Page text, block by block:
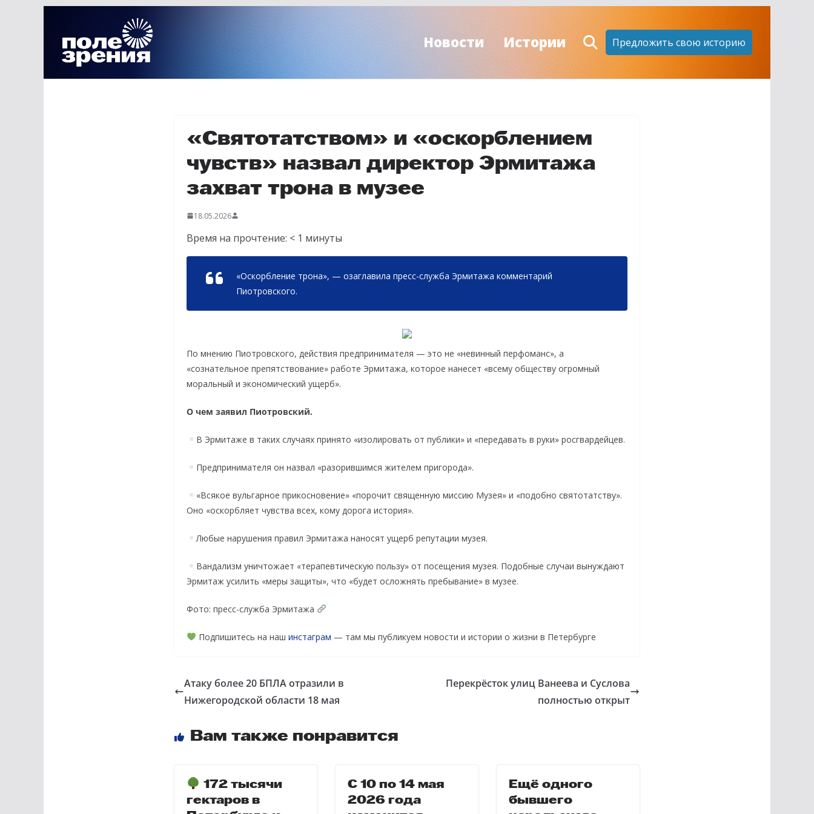
содержимому
Новости Истории Предложить свою историю
«Святотатством» и «оскорблением
чувств» назвал директор Эрмитажа
захват трона в музее
18.05.2026
Время на прочтение: < 1 минуты
«Оскорбление трона», — озаглавила пресс-служба Эрмитажа комментарий
Пиотровского.
По мнению Пиотровского, действия предпринимателя — это не «невинный перфоманс», а
«сознательное препятствование» работе Эрмитажа, которое нанесет «всему обществу огромный
моральный и экономический ущерб».
О чем заявил Пиотровский.
В Эрмитаже в таких случаях принято «изолировать от публики» и «передавать в руки» росгвардейцев.
Предпринимателя он назвал «разорившимся жителем пригорода».
«Всякое вульгарное прикосновение» «порочит священную миссию Музея» и «подобно святотатству».
Оно «оскорбляет чувства всех, кому дорога история».
Любые нарушения правил Эрмитажа наносят ущерб репутации музея.
Вандализм уничтожает «терапевтическую пользу» от посещения музея. Подобные случаи вынуждают
Эрмитаж усилить «меры защиты», что «будет осложнять пребывание» в музее.
Фото: пресс-служба Эрмитажа
Подпишитесь на наш инстаграм — там мы публикуем новости и истории о жизни в Петербурге
Атаку более 20 БПЛА отразили в
Нижегородской области 18 мая
Перекрёсток улиц Ванеева и Суслова
полностью открыт
Вам также понравится
172 тысячи
гектаров в
С 10 по 14 мая
2026 года
Ещё одного
бывшего